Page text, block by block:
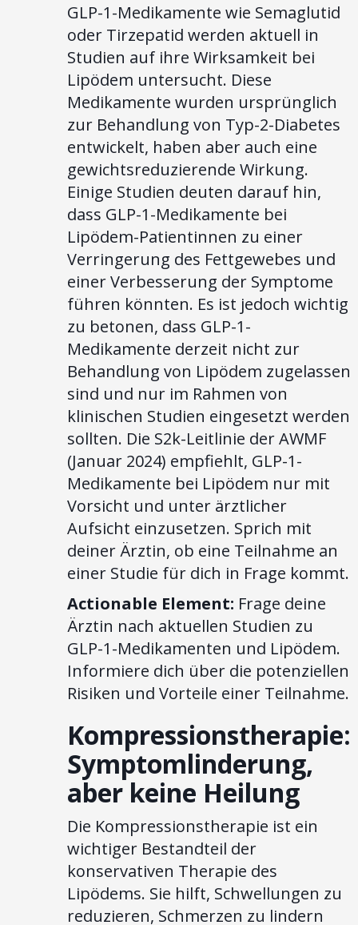
GLP-1-Medikamente wie Semaglutid
oder Tirzepatid werden aktuell in
Studien auf ihre Wirksamkeit bei
Lipödem untersucht. Diese
Medikamente wurden ursprünglich
zur Behandlung von Typ-2-Diabetes
entwickelt, haben aber auch eine
gewichtsreduzierende Wirkung.
Einige Studien deuten darauf hin,
dass GLP-1-Medikamente bei
Lipödem-Patientinnen zu einer
Verringerung des Fettgewebes und
einer Verbesserung der Symptome
führen könnten. Es ist jedoch wichtig
zu betonen, dass GLP-1-
Medikamente derzeit nicht zur
Behandlung von Lipödem zugelassen
sind und nur im Rahmen von
klinischen Studien eingesetzt werden
sollten. Die S2k-Leitlinie der AWMF
(Januar 2024) empfiehlt, GLP-1-
Medikamente bei Lipödem nur mit
Vorsicht und unter ärztlicher
Aufsicht einzusetzen. Sprich mit
deiner Ärztin, ob eine Teilnahme an
einer Studie für dich in Frage kommt.
Actionable Element: Frage deine
Ärztin nach aktuellen Studien zu
GLP-1-Medikamenten und Lipödem.
Informiere dich über die potenziellen
Risiken und Vorteile einer Teilnahme.
Kompressionstherapie:
Symptomlinderung,
aber keine Heilung
Die Kompressionstherapie ist ein
wichtiger Bestandteil der
konservativen Therapie des
Lipödems. Sie hilft, Schwellungen zu
reduzieren, Schmerzen zu lindern